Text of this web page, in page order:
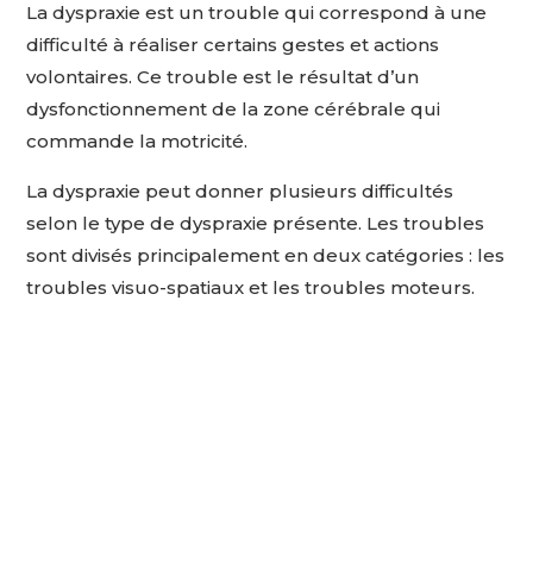
La dyspraxie est un trouble qui correspond à une
difficulté à réaliser certains gestes et actions
volontaires. Ce trouble est le résultat d’un
dysfonctionnement de la zone cérébrale qui
commande la motricité.
La dyspraxie peut donner plusieurs difficultés
selon le type de dyspraxie présente. Les troubles
sont divisés principalement en deux catégories : les
troublesvisuo-spatiaux et les troubles moteurs.